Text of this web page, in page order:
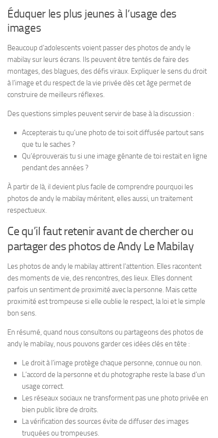
Éduquer les plus jeunes à l’usage des
images
Beaucoup d’adolescents voient passer des photos de andy le
mabilay sur leurs écrans. Ils peuvent être tentés de faire des
montages, des blagues, des défis viraux. Expliquer le sens du droit
à l’image et du respect de la vie privée dès cet âge permet de
construire de meilleurs réflexes.
Des questions simples peuvent servir de base à la discussion :
Accepterais tu qu’une photo de toi soit diffusée partout sans
que tu le saches ?
Qu’éprouverais tu si une image gênante de toi restait en ligne
pendant des années ?
À partir de là, il devient plus facile de comprendre pourquoi les
photos de andy le mabilay méritent, elles aussi, un traitement
respectueux.
Ce qu’il faut retenir avant de chercher ou
partager des photos de Andy Le Mabilay
Les photos de andy le mabilay attirent l’attention. Elles racontent
des moments de vie, des rencontres, des lieux. Elles donnent
parfois un sentiment de proximité avec la personne. Mais cette
proximité est trompeuse si elle oublie le respect, la loi et le simple
bon sens.
En résumé, quand nous consultons ou partageons des photos de
andy le mabilay, nous pouvons garder ces idées clés en tête :
Le droit à l’image protège chaque personne, connue ou non.
L’accord de la personne et du photographe reste la base d’un
usage correct.
Les réseaux sociaux ne transforment pas une photo privée en
bien public libre de droits.
La vérification des sources évite de diffuser des images
truquées ou trompeuses.